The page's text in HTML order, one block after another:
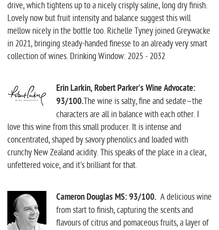
drive, which tightens up to a nicely crisply saline, long dry finish.
Lovely now but fruit intensity and balance suggest this will
mellow nicely in the bottle too. Richelle Tyney joined Greywacke
in 2021, bringing steady-handed finesse to an already very smart
collection of wines. Drinking Window: 2025 - 2032
Erin Larkin, Robert Parker's Wine Advocate:
93/100.The wine is salty, fine and sedate—the
characters are all in balance with each other. I
love this wine from this small producer. It is intense and
concentrated, shaped by savory phenolics and loaded with
crunchy New Zealand acidity. This speaks of the place in a clear,
unfettered voice, and it's brilliant for that.
Cameron Douglas MS: 93/100. A delicious wine
from start to finish, capturing the scents and
flavours of citrus and pomaceous fruits, a layer of